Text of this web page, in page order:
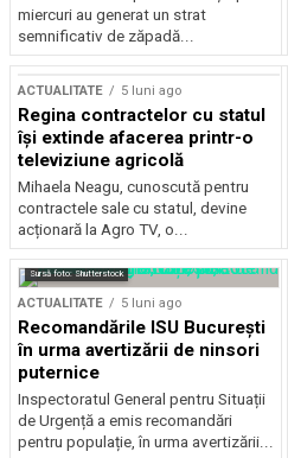
miercuri au generat un strat
semnificativ de zăpadă...
ACTUALITATE 5 luni ago
Regina contractelor cu statul
își extinde afacerea printr-o
televiziune agricolă
Mihaela Neagu, cunoscută pentru
contractele sale cu statul, devine
acționară la Agro TV, o...
Sursă foto: Shutterstock
ACTUALITATE 5 luni ago
Recomandările ISU București
în urma avertizării de ninsori
puternice
Inspectoratul General pentru Situații
de Urgență a emis recomandări
pentru populație, în urma avertizării...